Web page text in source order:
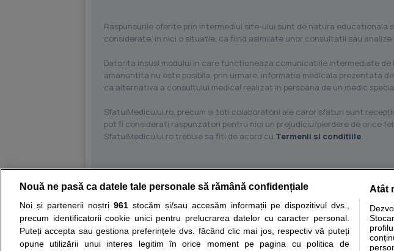
Raspunsurile oferite prin intermediul site-ului sunt de natura educationala
considerate, in nici o situatie, ca fiind asimilate unor consultatii sau
Datorita insusi modului in care functioneaza comunicatiile intermediate
amanuntita nu este posibila, prin urmare, informatia medicala prezentata
ca alternativa a consultului medical realizat in persoana de un medic
SfatulMedicului.ro, precum si toti colaboratorii ale caror sfaturi sunt
pot fi considerati raspunzatori pentru nici un prejudiciu/pierdere de orice
SfatulMedicului.ro trebuie sa fiti de acord cu Termenii si conditiile.
Resurse: Autoevaluare simptome Interpretare analize Specialitati
Opiniile avizate ale medicilor, sfaturile si orice alte informatii despre sanatate
nici diagnosticul stabilit in urma investigatiilor si analizelor medicale. Va sfatuim, ca pe
ii punem la dispozitie pentru programare in sistemul de programari la medic Clickmed.
Nouă ne pasă ca datele tale personale să rămână confidențiale
Noi și partenerii noștri 961stocăm și/sau accesăm informații pe dispozitivul dvs.,
precum identificatorii cookie unici pentru prelucrarea datelor cu caracter personal.
Puteți accepta sau gestiona preferințele dvs. făcând clic mai jos, respectiv vă puteți
opune utilizării unui interes legitim în orice moment pe pagina cu politica de
Atât